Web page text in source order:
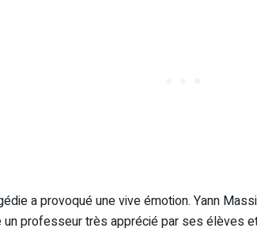
a provoqué une vive émotion. Yann
un professeur très apprécié par ses élèves